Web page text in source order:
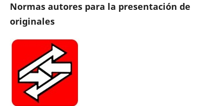
Normas autores para la presentación de
originales